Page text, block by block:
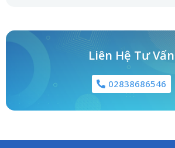
Liên Hệ Tư Vấn
02838686546